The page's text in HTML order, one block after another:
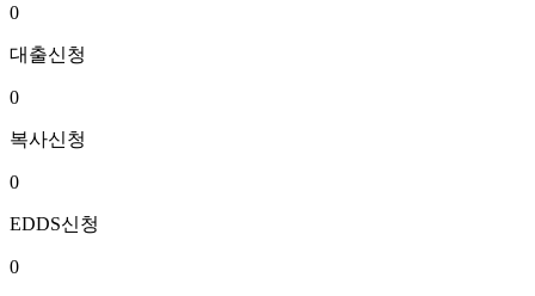
0
대출신청
0
복사신청
0
EDDS신청
0